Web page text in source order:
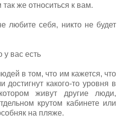
же относиться к вам.
любите себя, никто не будет
у вас есть
в том, что им кажется, что
достигнут какого-то уровня в
живут другие люди,
крутом кабинете или
на пляже.